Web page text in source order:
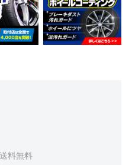
料無料